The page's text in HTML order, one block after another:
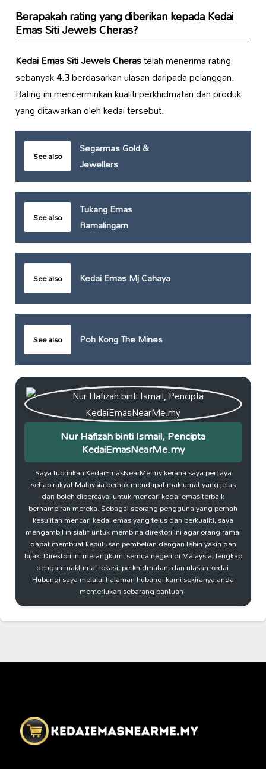
Berapakah rating yang diberikan kepadaKedai
Emas Siti Jewels Cheras?
Kedai Emas Siti Jewels Cherastelah menerima rating
sebanyak4.3berdasarkan ulasan daripada pelanggan.
Rating ini mencerminkan kualiti perkhidmatan dan produk
yang ditawarkan oleh kedai tersebut.
See also
Segarmas Gold &
Jewellers
See also
Tukang Emas
Ramalingam
See also Kedai Emas Mj Cahaya
See also Poh Kong The Mines
Nur Hafizah binti Ismail, Pencipta
KedaiEmasNearMe.my
Saya tubuhkan KedaiEmasNearMe.my kerana saya percaya
setiap rakyat Malaysia berhak mendapat maklumat yang jelas
dan boleh dipercayai untuk mencari kedai emas terbaik
berhampiran mereka. Sebagai seorang pengguna yang pernah
kesulitan mencari kedai emas yang telus dan berkualiti, saya
mengambil inisiatif untuk membina direktori ini agar orang ramai
dapat membuat keputusan pembelian dengan lebih yakin dan
bijak. Direktori ini merangkumi semua negeri di Malaysia, lengkap
dengan maklumat lokasi, perkhidmatan, dan ulasan kedai.
Hubungi saya melalui halaman hubungi kami sekiranya anda
memerlukan sebarang bantuan!